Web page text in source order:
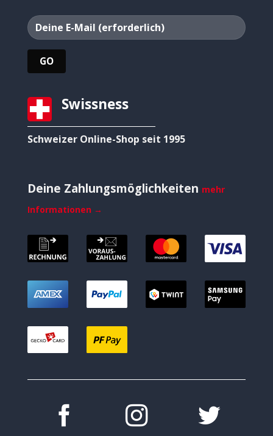
Swissness
Schweizer Online-Shop seit 1995
Deine Zahlungsmöglichkeiten mehr
Informationen →